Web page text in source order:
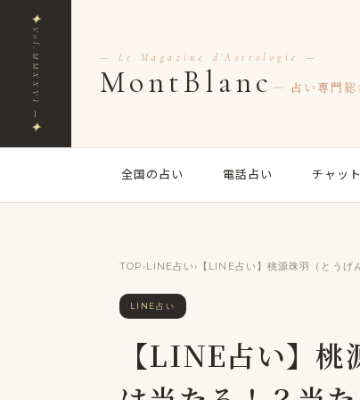
✦
Vol.MMXXVI ─
✦
— Le Magazine d'Astrologie —
MontBlanc — 占い専門総
全国の占い 電話占い チャッ
TOP›LINE占い› 【LINE占い】桃源珠羽（とうげ
LINE占い
【LINE占い】